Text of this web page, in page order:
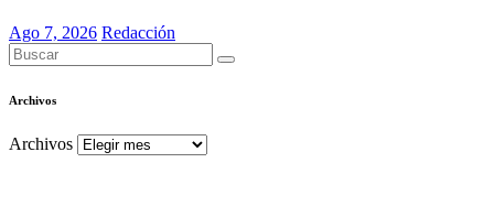
Ago 7, 2026 Redacción
Archivos
Archivos